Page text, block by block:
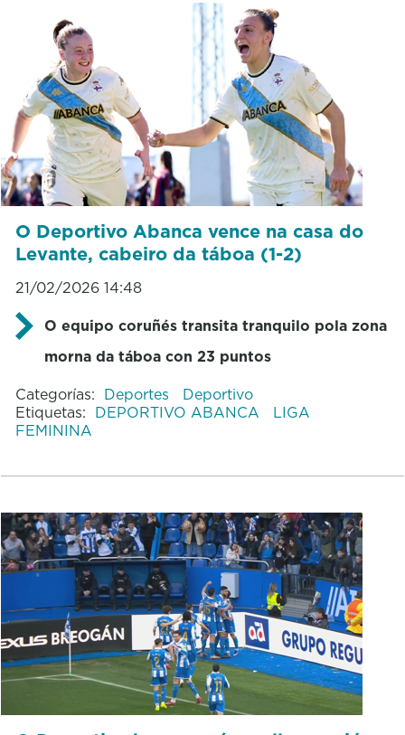
O Deportivo Abanca vence na casa do
Levante, cabeiro da táboa (1-2)
21/02/2026 14:48
O equipo coruñés transita tranquilo pola zona
morna da táboa con 23 puntos
Categorías: Deportes
Deportivo
Etiquetas: DEPORTIVO ABANCA
LIGA
FEMININA